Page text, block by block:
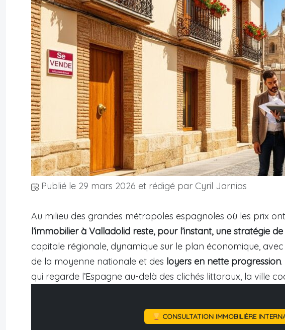
Publié le 29 mars 2026 et rédigé par Cyril Jarnias
Au milieu des grandes métropoles espagnoles où les prix
l’immobilier à Valladolid reste, pour l’instant, une stratégie
capitale régionale, dynamique sur le plan économique,
de la moyenne nationale et des loyers en nette progression
qui regarde l’Espagne au-delà des clichés littoraux, la ville
CONSULTATION IMMOBILIÈRE